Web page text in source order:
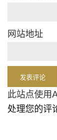
网站地址
此站点使用
处理您的评